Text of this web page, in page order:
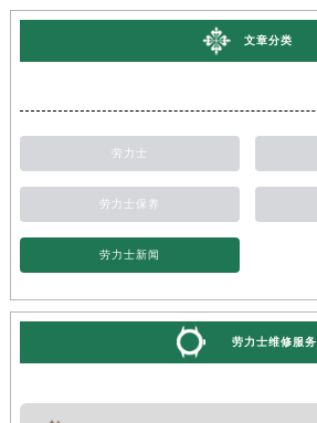
文章分类
劳力士
劳力士保养
劳力士新闻
劳力士维修服务